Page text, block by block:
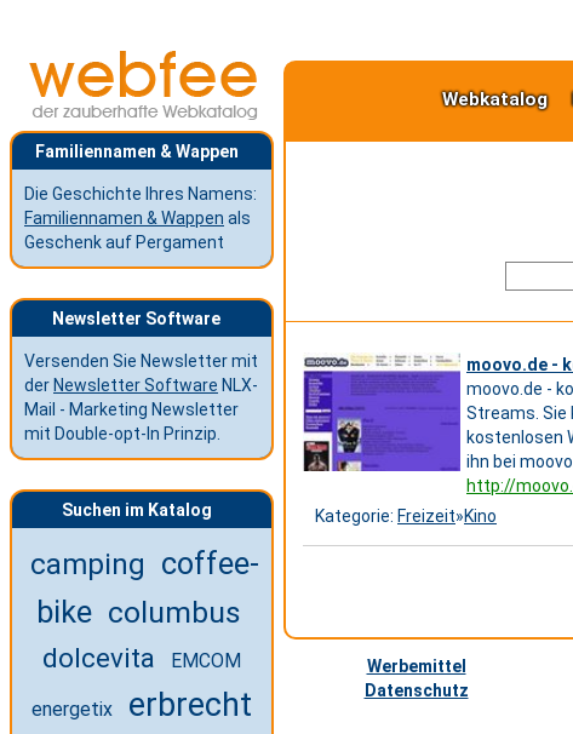
Familiennamen & Wappen
Die Geschichte Ihres Namens:
Familiennamen & Wappen als
Geschenk auf Pergament
Newsletter Software
Versenden Sie Newsletter mit
der Newsletter Software NLX-
Mail - Marketing Newsletter
mit Double-opt-In Prinzip.
Suchen im Katalog
camping coffee-
bike columbus
dolcevita EMCOM
energetix erbrecht
Webkatalog
moovo.de -
moovo.de -
Streams. Sie
kostenlosen
ihn bei
http://
Kategorie: Freizeit»Kino
Werbemittel
Datenschutz